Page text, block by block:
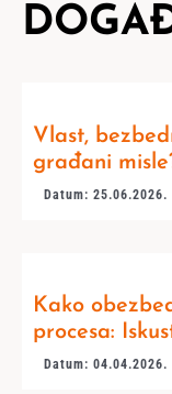
Vlast,
građani
Datum: 25.06.2026.
Kako
procesa:
Datum: 04.04.2026.